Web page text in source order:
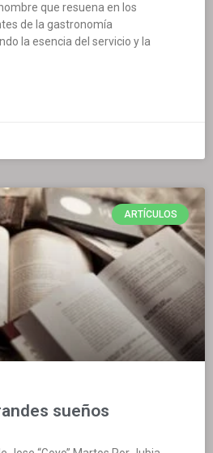
que resuena en los
de la gastronomía
la esencia del servicio y la
ARTÍCULOS
sueños